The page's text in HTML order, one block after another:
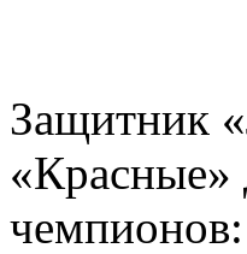
Защитник
«Красные»
чемпионов: